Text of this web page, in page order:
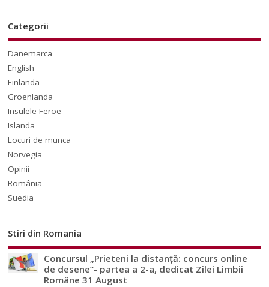
Categorii
Danemarca
English
Finlanda
Groenlanda
Insulele Feroe
Islanda
Locuri de munca
Norvegia
Opinii
România
Suedia
Stiri din Romania
Concursul „Prieteni la distanță: concurs online
de desene”- partea a 2-a, dedicat Zilei Limbii
Române 31 August